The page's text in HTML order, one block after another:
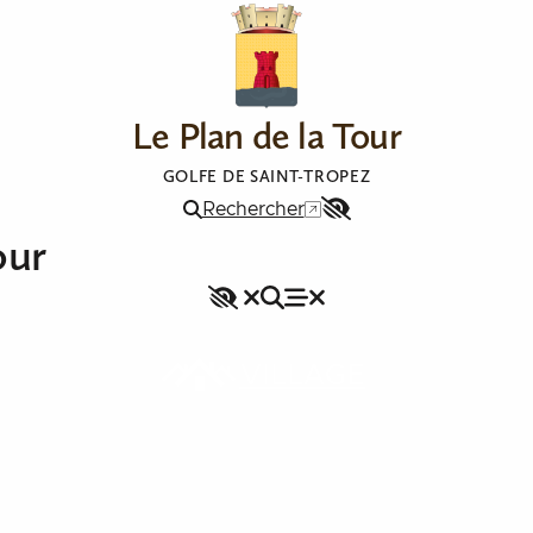
Le Plan de la Tour
GOLFE DE SAINT-TROPEZ
Menu
Rechercher
Accessibilité
Rechercher